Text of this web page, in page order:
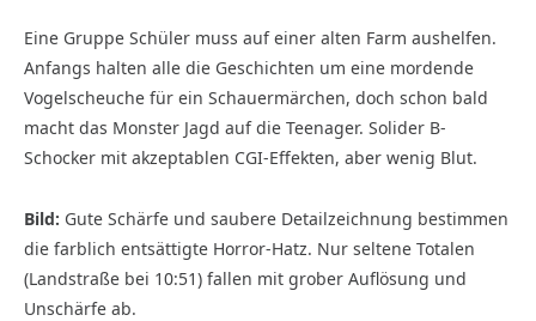
Eine Gruppe Schüler muss auf einer alten Farm aushelfen.
Anfangs halten alle die Geschichten um eine mordende
Vogelscheuche für ein Schauermärchen, doch schon bald
macht das Monster Jagd auf die Teenager. Solider B-
Schocker mit akzeptablen CGI-Effekten, aber wenig Blut.
Bild: Gute Schärfe und saubere Detailzeichnung bestimmen
die farblich entsättigte Horror-Hatz. Nur seltene Totalen
(Landstraße bei 10:51) fallen mit grober Auflösung und
Unschärfe ab.